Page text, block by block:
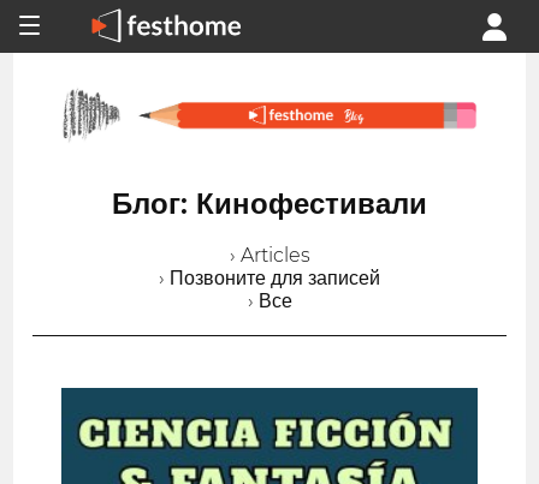
Блог: Кинофестивали
› Articles
› Позвоните для записей
› Все